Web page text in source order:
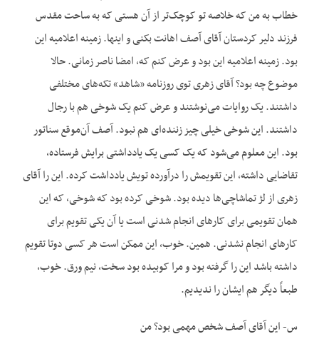
خطاب به من که خلاصه تو کوچک‌تر از آن هستی که به ساحت مقدس
فرزند دلیر کردستان آقای آصف اهانت بکنی و اینها. زمینه اعلامیه این
بود. زمینه اعلامیه این بود و عرض کنم که، امضا ناصر زمانی. حالا
موضوع چه بود؟ آقای زهری توی روزنامه «شاهد» تکه‌های مختلفی
داشتند. یک روایات می‌نوشتند و عرض کنم یک شوخی هم با رجال
داشتند. این شوخی خیلی چیز زننده‌ای هم نبود. آصف آن‌موقع سناتور
بود. این معلوم می‌شود که یک کسی یک یادداشتی برایش فرستاده،
تقاضایی داشته، این تقویمش را درآورده تویش یادداشت کرده. این را آقای
زهری از لژ تماشاچی‌ها دیده بود. شوخی کرده بود که شوخی، که این
همان تقویمی برای کارهای انجام شدنی است یا آن یکی تقویم برای
کارهای انجام نشدنی. همین. خوب، این ممکن است هر کسی دوتا تقویم
داشته باشد این را گرفته بود و مرا کوبیده بود سخت، نیم ورق. خوب،
طبعاً دیگر هم ایشان را ندیدیم.
س- این آقای آصف شخص مهمی بود؟ من